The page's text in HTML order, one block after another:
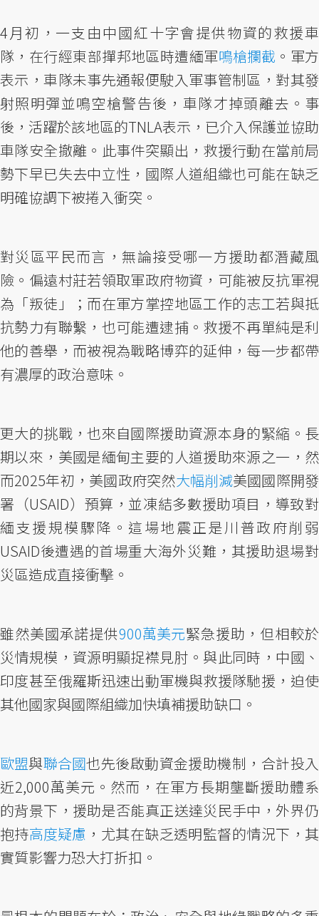
4月初，一支由中國紅十字會提供物資的救援車
隊，在行經東部撣邦地區時遭緬軍鳴槍攔截 。軍方
表示，車隊未事先通報便駛入軍事管制區，對其發
射照明彈並鳴空槍警告後，車隊才掉頭離去。事
後，活躍於該地區的TNLA表示，已介入保護並協助
車隊安全撤離。此事件突顯出，救援行動在當前局
勢下早已失去中立性，國際人道組織也可能在缺乏
明確協調下被捲入衝突。
對災區平民而言，無論接受哪一方援助都潛藏風
險。偏遠村莊若領取軍政府物資，可能被反抗軍視
為「叛徒」；而在軍方掌控地區工作的志工若與抵
抗勢力有聯繫，也可能遭逮捕。救援不再單純是利
他的善舉，而被視為戰略博弈的延伸，每一步都帶
有濃厚的政治意味。
更大的挑戰，也來自國際援助資源本身的緊縮。長
期以來，美國是緬甸主要的人道援助來源之一，然
而2025年初，美國政府突然大幅削減美國國際開發
署（USAID）預算，並凍結多數援助項目，導致對
緬支援規模驟降。這場地震正是川普政府削弱
USAID後遭遇的首場重大海外災難，其援助退場對
災區造成直接衝擊。
雖然美國承諾提供900萬美元緊急援助，但相較於
災情規模，資源明顯捉襟見肘。與此同時，中國、
印度甚至俄羅斯迅速出動軍機與救援隊馳援，迫使
其他國家與國際組織加快填補援助缺口。
歐盟與聯合國也先後啟動資金援助機制，合計投入
近2,000萬美元。然而，在軍方長期壟斷援助體系
的背景下，援助是否能真正送達災民手中，外界仍
抱持高度疑慮 ，尤其在缺乏透明監督的情況下，其
實質影響力恐大打折扣。